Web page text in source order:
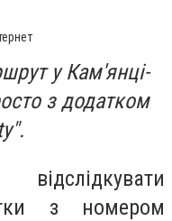
у Кам'янці-
з додатком
з номером